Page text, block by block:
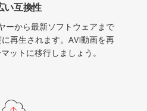
い互換性
ーから最新ソフトウェアまで
再生されます。AVI動画を再
ットに移行しましょう。